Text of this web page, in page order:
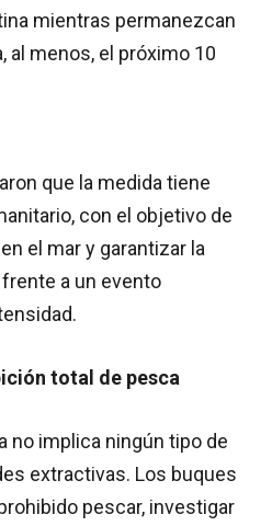
mientras permanezcan
al menos, el próximo 10
que la medida tiene
con el objetivo de
el mar y garantizar la
a un evento
total de pesca
no implica ningún tipo de
extractivas. Los buques
pescar, investigar